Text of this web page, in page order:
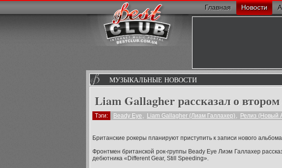
Главная Новости
МУЗЫКАЛЬНЫЕ НОВОСТИ
Liam Gallagher рассказал о
Тэги: Beady Eye , Liam Gallagher (Лиам Галлахер) , Релиз (Новый
Британские рокеры планируют приступить к записи нового
Фронтмен британской рок-группы Beady Eye Лиэм Галлахер
дебютника «Different Gear, Still Speeding».